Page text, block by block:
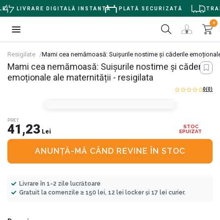
LIVRARE DIGITALĂ INSTANTĂ PLATĂ SECURIZATĂ
0
Resigilate Mami cea nemămoasă: Suișurile nostime și căderile
Mami cea nemămoasă: Suișurile nostime și căderile
emoționale ale maternității - resigilata
0(0)
PREȚ
41,23 Lei
STOC
EPUIZAT
ANUNȚĂ-MĂ CÂND REVINE ÎN STOC
Livrare în 1-2 zile lucrătoare
Gratuit la comenzile ≥ 150 lei, 12 lei locker și 17 lei curier.